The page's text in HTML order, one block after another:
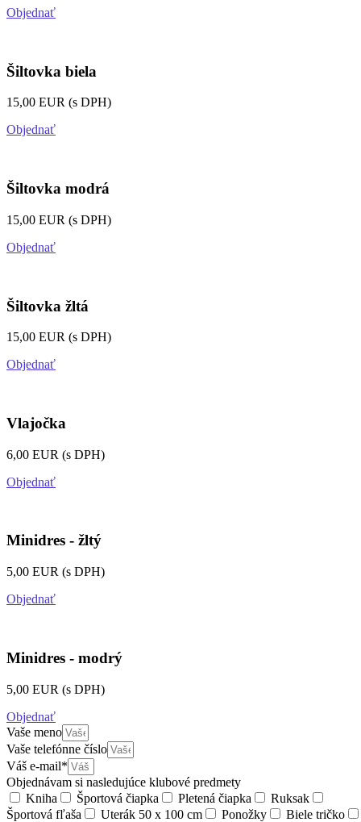
Objednať
Šiltovka biela
15,00 EUR (s DPH)
Objednať
Šiltovka modrá
15,00 EUR (s DPH)
Objednať
Šiltovka žltá
15,00 EUR (s DPH)
Objednať
Vlajočka
6,00 EUR (s DPH)
Objednať
Minidres - žltý
5,00 EUR (s DPH)
Objednať
Minidres - modrý
5,00 EUR (s DPH)
Objednať
Vaše meno
Vaše telefónne číslo
Váš e-mail*
Objednávam si nasledujúce klubové predmety
Kniha
Športová čiapka Pletená čiapka
Ruksak
Športová fľaša
Uterák 50 x 100 cm Ponožky
Biele tričko